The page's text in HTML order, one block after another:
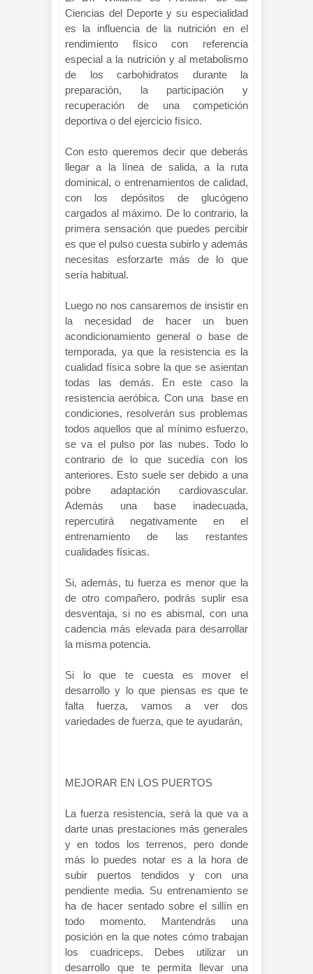
Ciencias del Deporte y su especialidad
es la influencia de la nutrición en el
rendimiento físico con referencia
especial a la nutrición y al metabolismo
de los carbohidratos durante la
preparación, la participación y
recuperación de una competición
deportiva o del ejercicio físico.
Con esto queremos decir que deberás
llegar a la línea de salida, a la ruta
dominical, o entrenamientos de calidad,
con los depósitos de glucógeno
cargados al máximo. De lo contrario, la
primera sensación que puedes percibir
es que el pulso cuesta subirlo y además
necesitas esforzarte más de lo que
sería habitual.
Luego no nos cansaremos de insistir en
la necesidad de hacer un buen
acondicionamiento general o base de
temporada, ya que la resistencia es la
cualidad física sobre la que se asientan
todas las demás. En este caso la
resistencia aeróbica. Con una base en
condiciones, resolverán sus problemas
todos aquellos que al mínimo esfuerzo,
se va el pulso por las nubes. Todo lo
contrario de lo que sucedía con los
anteriores. Esto suele ser debido a una
pobre adaptación cardiovascular.
Además una base inadecuada,
repercutirá negativamente en el
entrenamiento de las restantes
cualidades físicas.
Si, además, tu fuerza es menor que la
de otro compañero, podrás suplir esa
desventaja, si no es abismal, con una
cadencia más elevada para desarrollar
la misma potencia.
Si lo que te cuesta es mover el
desarrollo y lo que piensas es que te
falta fuerza, vamos a ver dos
variedades de fuerza, que te ayudarán,
MEJORAR EN LOS PUERTOS
La fuerza resistencia, será la que va a
darte unas prestaciones más generales
y en todos los terrenos, pero donde
más lo puedes notar es a la hora de
subir puertos tendidos y con una
pendiente media. Su entrenamiento se
ha de hacer sentado sobre el sillín en
todo momento. Mantendrás una
posición en la que notes cómo trabajan
los cuadriceps. Debes utilizar un
desarrollo que te permita llevar una